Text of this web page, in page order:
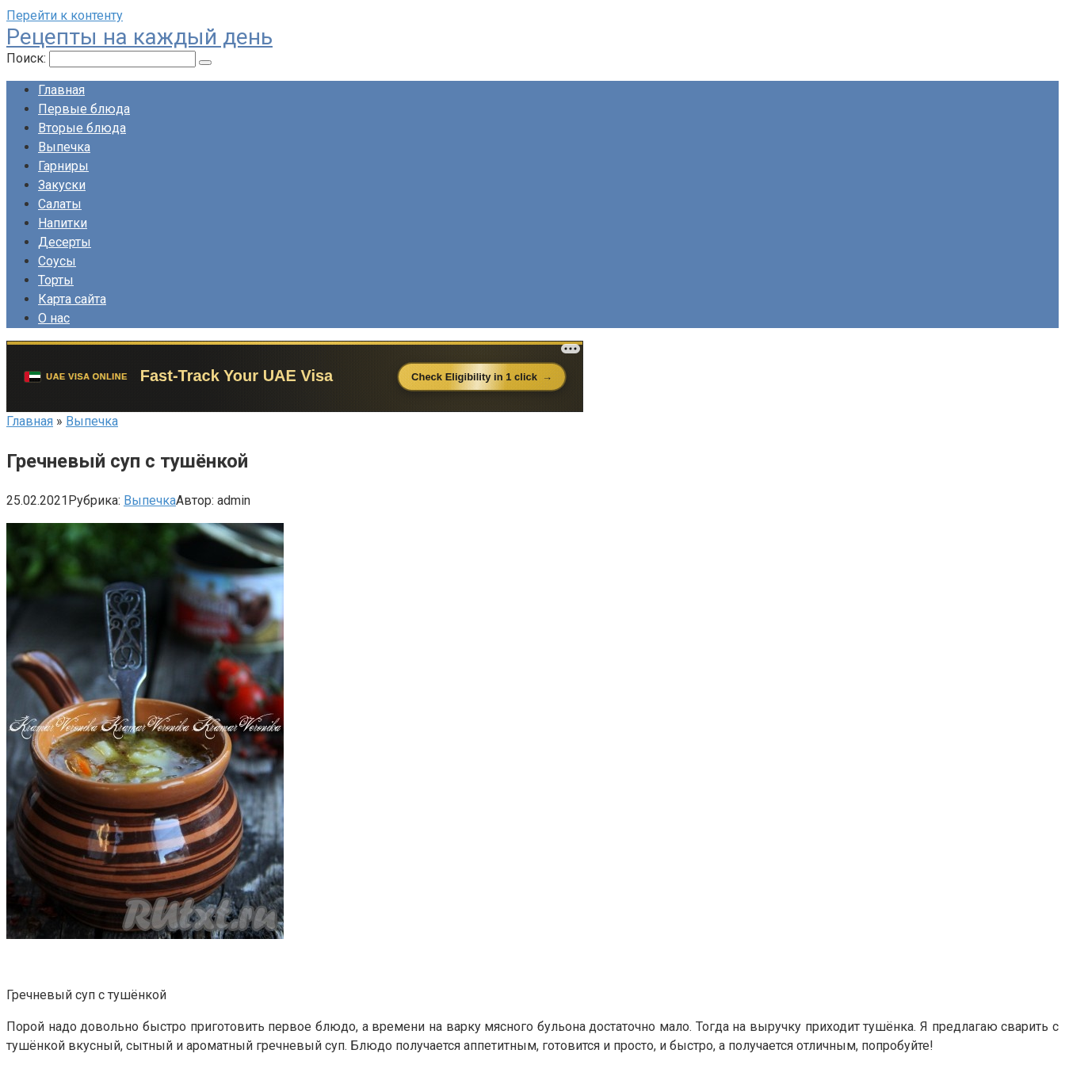
Перейти к контенту
Рецепты на каждый день
Поиск:
Главная
Первые блюда
Вторые блюда
Выпечка
Гарниры
Закуски
Салаты
Напитки
Десерты
Соусы
Торты
Карта сайта
О нас
Главная » Выпечка
Гречневый суп с тушёнкой
25.02.2021Рубрика: ВыпечкаАвтор: admin
Гречневый суп с тушёнкой
Порой надо довольно быстро приготовить первое блюдо, а времени на варку мясного бульона достаточно мало. Тогда на выручку приходит тушёнка. Я предлагаю сварить с
тушёнкой вкусный, сытный и ароматный гречневый суп. Блюдо получается аппетитным, готовится и просто, и быстро, а получается отличным, попробуйте!